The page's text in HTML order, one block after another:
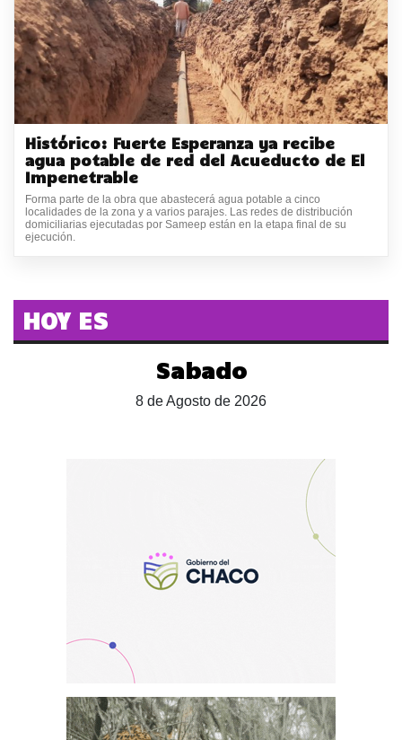
Histórico: Fuerte Esperanza ya recibe
agua potable de red del Acueducto de El
Impenetrable
Forma parte de la obra que abastecerá agua potable a cinco
localidades de la zona y a varios parajes. Las redes de distribución
domiciliarias ejecutadas por Sameep están en la etapa final de su
ejecución.
HOY ES
Sabado
8 de Agosto de 2026